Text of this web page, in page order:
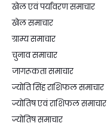
खेल एवं पर्यावरण समाचार
खेल समाचार
ग्राम्य समाचार
चुनाव समाचार
जागरूकता समाचार
ज्योति सिंह राशिफल समाचार
ज्योतिष एवं राशिफल समाचार
ज्योतिष समाचार